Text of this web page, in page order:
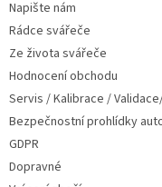
Napište nám
Rádce svářeče
Ze života svářeče
Hodnocení obchodu
Servis / Kalibrace / Validace/
Bezpečnostní prohlídky
GDPR
Dopravné